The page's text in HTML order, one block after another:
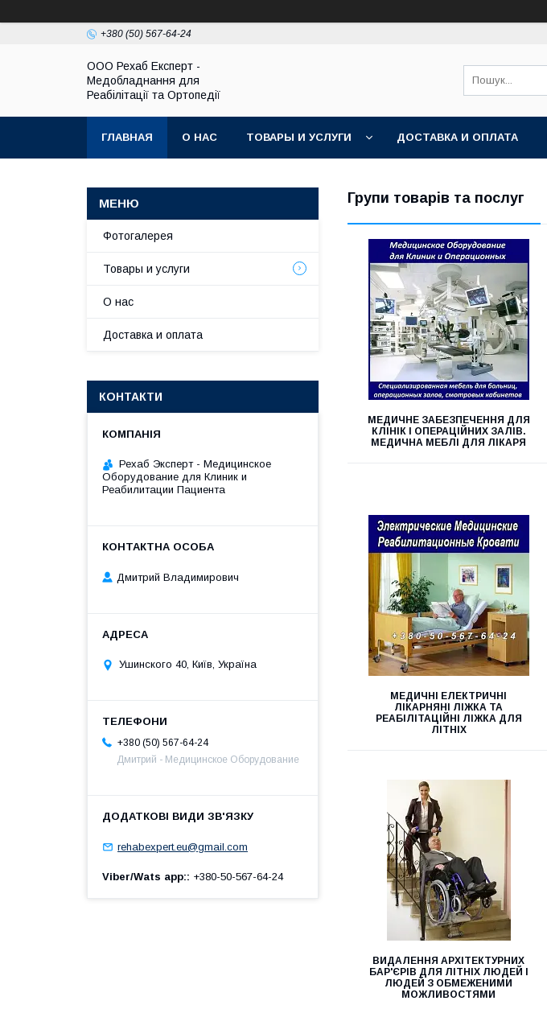
+380 (50) 567-64-24
OOO Рехаб Експерт -
Медобладнання для
Реабілітації та Ортопедії
ГЛАВНАЯ О НАС ТОВАРЫ И УСЛУГИ ДОСТАВКА И ОПЛАТА
Групи товарів та послуг
МЕДИЧНЕ ЗАБЕЗПЕЧЕННЯ ДЛЯ
КЛІНІК І ОПЕРАЦІЙНИХ ЗАЛІВ.
МЕДИЧНА МЕБЛІ ДЛЯ ЛІКАРЯ
МЕДИЧНІ ЕЛЕКТРИЧНІ
ЛІКАРНЯНІ ЛІЖКА ТА
РЕАБІЛІТАЦІЙНІ ЛІЖКА ДЛЯ
ЛІТНІХ
ВИДАЛЕННЯ АРХІТЕКТУРНИХ
БАР'ЄРІВ ДЛЯ ЛІТНІХ ЛЮДЕЙ І
ЛЮДЕЙ З ОБМЕЖЕНИМИ
МОЖЛИВОСТЯМИ
Фотогалерея
Товары и услуги
О нас
Доставка и оплата
КОНТАКТИ
Рехаб Эксперт - Медицинское
Оборудование для Клиник и
Реабилитации Пациента
Дмитрий Владимирович
Ушинского 40, Київ, Україна
+380 (50) 567-64-24
Дмитрий - Медицинское Оборудование
rehabexpert.eu@gmail.com
Viber/Wats app: +380-50-567-64-24